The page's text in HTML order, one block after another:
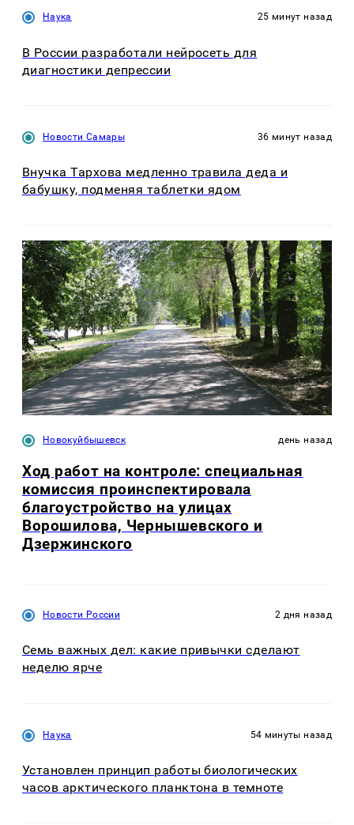
Наука 25 минут назад
В России разработали нейросеть для
диагностики депрессии
Новости Самары 36 минут назад
Внучка Тархова медленно травила деда и
бабушку, подменяя таблетки ядом
Новокуйбышевск день назад
Ход работ на контроле: специальная
комиссия проинспектировала
благоустройство на улицах
Ворошилова, Чернышевского и
Дзержинского
Новости России 2 дня назад
Семь важных дел: какие привычки сделают
неделю ярче
Наука 54 минуты назад
Установлен принцип работы биологических
часов арктического планктона в темноте